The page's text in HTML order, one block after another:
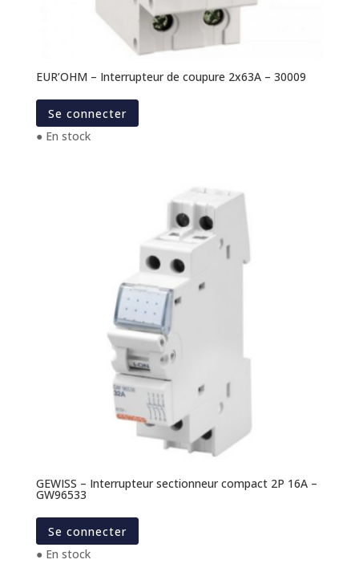
EUR’OHM – Interrupteur de coupure 2x63A – 30009
Se connecter
● En stock
GEWISS – Interrupteur sectionneur compact 2P 16A –
GW96533
Se connecter
● En stock